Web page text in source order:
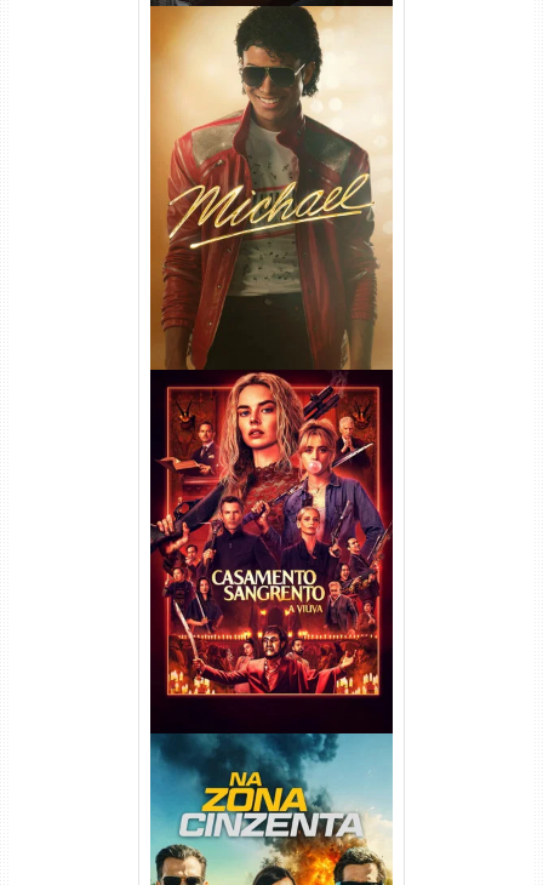
Michael Torrent (2026) WEB-
DL 1080p/4K Dual Áudio
Casamento Sangrento: A
Viúva Torrent (2026) WEB-DL
720p/1080p/4K Dual Áudio